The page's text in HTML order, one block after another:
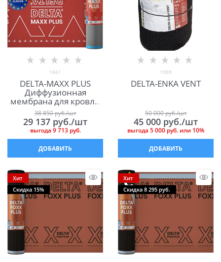
1661
DELTA-MAXX PLUS
Диффузионная
мембрана для кровли
и фасада Дельта Макс
Плюс
38 850 руб./шт
29 137 руб./шт
выгода 9 713 руб.
ДОБАВИТЬ
1909
DELTA-ENKA VENT
50 000 руб./шт
45 000 руб./шт
выгода 5 000 руб. или 10%
ДОБАВИТЬ
Хит
Скидка 15%
Хит
Скидка 8 295 руб.